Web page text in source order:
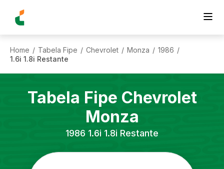
Home / Tabela Fipe / Chevrolet / Monza / 1986 /
1.6i 1.8i Restante
Tabela Fipe Chevrolet
Monza
1986 1.6i 1.8i Restante